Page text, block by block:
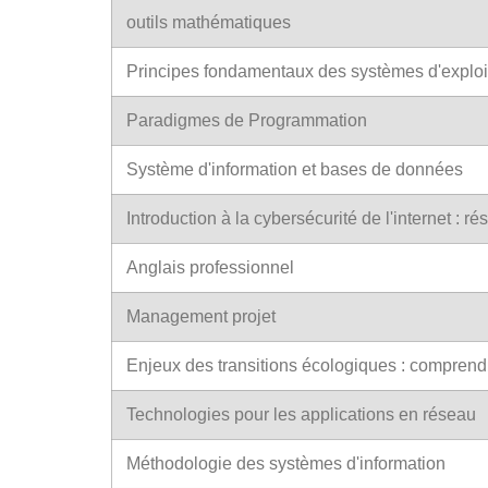
outils mathématiques
Principes fondamentaux des systèmes
Paradigmes de Programmation
Système d'information et bases de données
Introduction à la cybersécurité de l'internet :
Anglais professionnel
Management projet
Enjeux des transitions écologiques :
Technologies pour les applications en réseau
Méthodologie des systèmes d'information